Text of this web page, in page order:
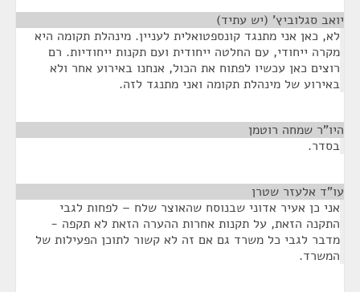
יואב סגלוביץ' (יש עתיד)
לא, כאן אני מתנגד קונספטואלית לעניין. מינהלת תקומה היא
מקרה ייחודי, עם החלטה ייחודית ועם תקנות ייחודיות. רם
רוצים כאן עכשיו לפתוח את הכול, אנחנו באירוע אחר ולא
באירוע של מינהלת תקומה ואני מתנגד לזה.
היו"ר שמחה רוטמן
בסדר.
עו"ד אלעזר שטרן
אני כן אעיר אדוני שבנוסח שהאוצר שלח – לפחות לגבי
התקנה הזאת, על תקנות אחרות ההערה הזאת לא תקפה -
מדבר לגבי כל משרד גם אם זה לא קשור לתוכן הפעילות של
המשרד.